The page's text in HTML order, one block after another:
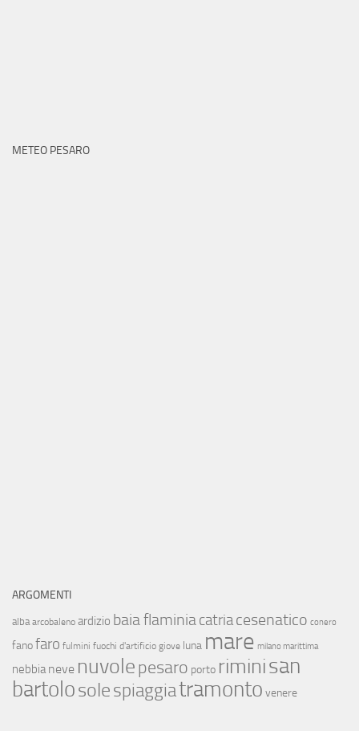
METEO PESARO
ARGOMENTI
alba arcobaleno ardizio baia flaminia catriacesenatico conero
fanofaro fulmini fuochi d'artificio giove luna mare milano marittima
nebbia neve nuvolepesaro porto riminisan
bartolosolespiaggiatramonto venere